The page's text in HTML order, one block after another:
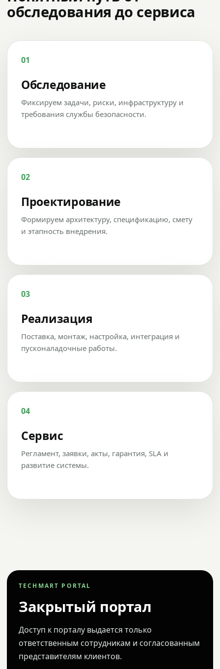
обследования до сервиса
01
Обследование
Фиксируем задачи, риски, инфраструктуру и
требования службы безопасности.
02
Проектирование
Формируем архитектуру, спецификацию, смету
и этапность внедрения.
03
Реализация
Поставка, монтаж, настройка, интеграция и
пусконаладочные работы.
04
Сервис
Регламент, заявки, акты, гарантия, SLA и
развитие системы.
TECHMART PORTAL
Закрытый портал
Доступ к порталу выдается только
ответственным сотрудникам и согласованным
представителям клиентов.